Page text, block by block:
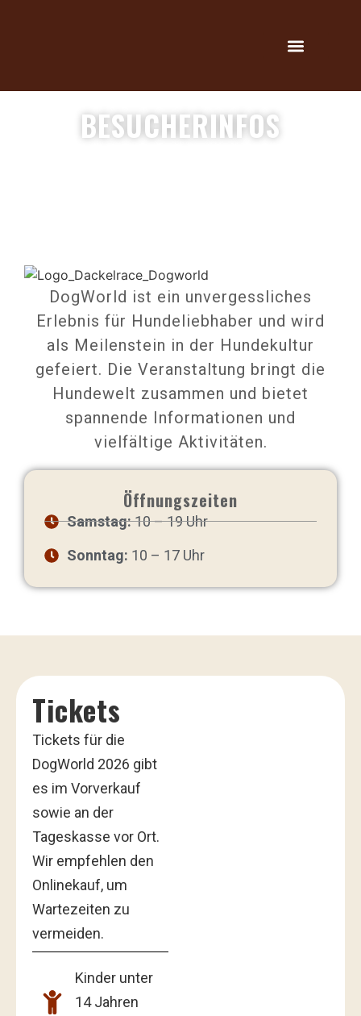
BESUCHERINFOS
DogWorld ist ein unvergessliches
Erlebnis für Hundeliebhaber und wird
als Meilenstein in der Hundekultur
gefeiert. Die Veranstaltung bringt die
Hundewelt zusammen und bietet
spannende Informationen und
vielfältige Aktivitäten.
Öffnungszeiten
Samstag:10 – 19 Uhr
Sonntag: 10 – 17 Uhr
Tickets
Tickets für die
DogWorld 2026 gibt
es im Vorverkauf
sowie an der
Tageskasse vor Ort.
Wir empfehlen den
Onlinekauf, um
Wartezeiten zu
vermeiden.
Kinder unter
14 Jahren